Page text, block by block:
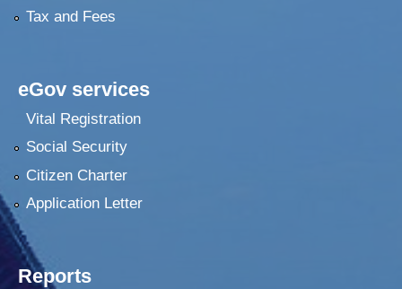
Tax and Fees
eGov services
Vital Registration
Social Security
Citizen Charter
Application Letter
Reports